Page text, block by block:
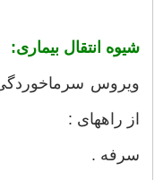
شیوه انتقال بیماری:
ویروس سرماخوردگی
از راههای :
سرفه .